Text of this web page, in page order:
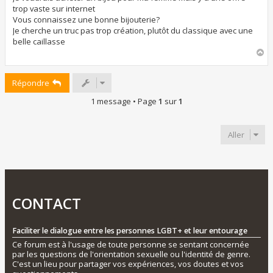
a
g
e
trop vaste sur internet
Vous connaissez une bonne bijouterie?
Je cherche un truc pas trop création, plutôt du classique avec une
belle caillasse
Répondre
1 message • Page 1 sur1
Aller
CONTACT
Faciliter le dialogue entre les personnes LGBT+ et leur entourage
Ce forum est à l'usage de toute personne se sentant concernée
par les questions de l'orientation sexuelle ou l'identité de genre.
C'est un lieu pour partager vos expériences, vos doutes et vos